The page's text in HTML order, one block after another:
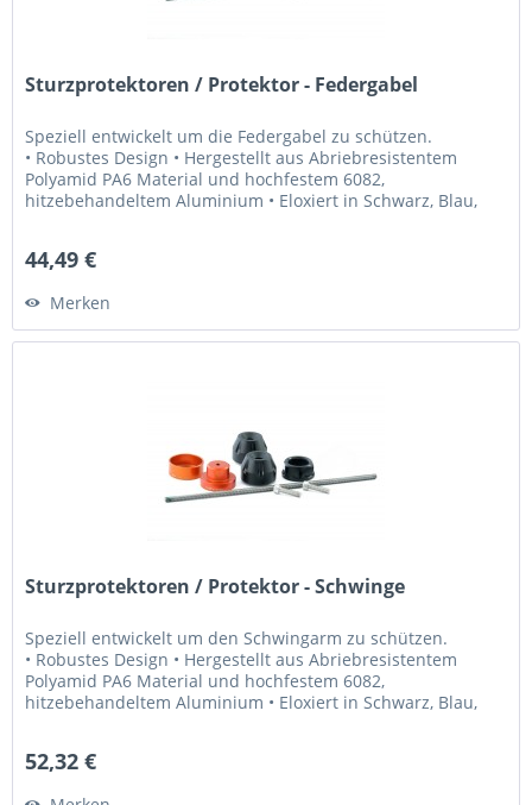
Sturzprotektoren / Protektor - Federgabel
Speziell entwickelt um die Federgabel zu schützen.
• Robustes Design • Hergestellt aus Abriebresistentem
Polyamid PA6 Material und hochfestem 6082,
hitzebehandeltem Aluminium • Eloxiert in Schwarz, Blau,
44,49 €
Merken
Sturzprotektoren / Protektor - Schwinge
Speziell entwickelt um den Schwingarm zu schützen.
• Robustes Design • Hergestellt aus Abriebresistentem
Polyamid PA6 Material und hochfestem 6082,
hitzebehandeltem Aluminium • Eloxiert in Schwarz, Blau,
52,32 €